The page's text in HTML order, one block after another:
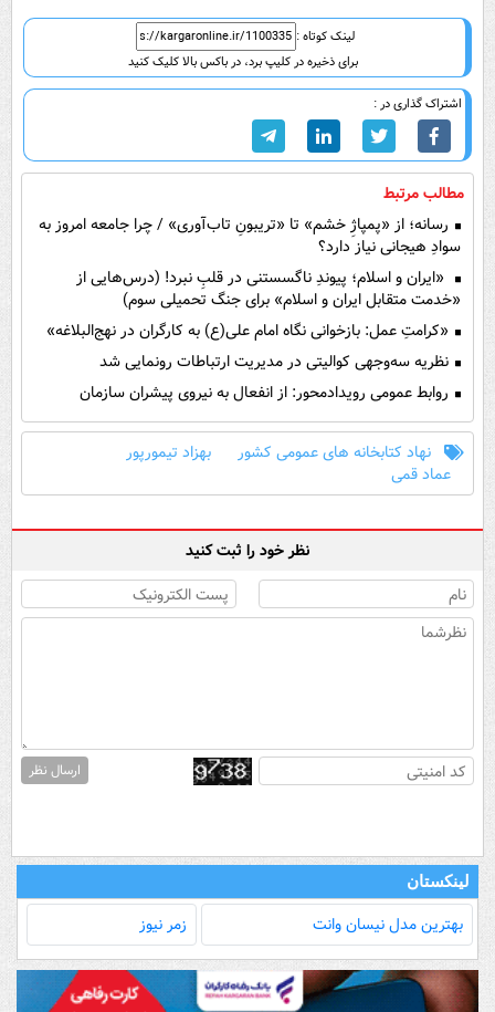
لینک کوتاه :
برای ذخیره در کلیپ برد، در باکس بالا کلیک کنید
اشتراک گذاری در :
مطالب مرتبط
رسانه؛ از «پمپاژِ خشم» تا «تریبونِ تاب‌آوری» / چرا جامعه امروز به
سوادِ هیجانی نیاز دارد؟
«ایران و اسلام؛ پیوندِ ناگسستنی در قلبِ نبرد! (درس‌هایی از
«خدمت متقابل ایران و اسلام» برای جنگ تحمیلی سوم)
«کرامتِ عمل: بازخوانی نگاه امام علی(ع) به کارگران در نهج‌البلاغه»
نظریه سه‌وجهی کوالیتی در مدیریت ارتباطات رونمایی شد
روابط عمومی رویدادمحور: از انفعال به نیروی پیشران سازمان
نهاد کتابخانه های عمومی کشور
بهزاد تیمورپور
عماد قمی
نظر خود را ثبت کنید
ارسال نظر
لینکستان
بهترین مدل‌ نیسان وانت زمر نیوز